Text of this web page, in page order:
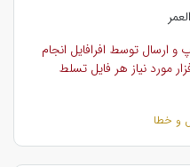
ارسال توسط افرافایل انجام
مورد نیاز هر فایل تسلط
و خطا